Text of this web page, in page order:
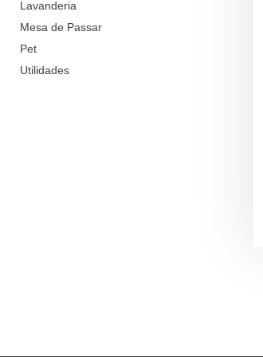
Lavanderia
Mesa de Passar
Pet
Utilidades